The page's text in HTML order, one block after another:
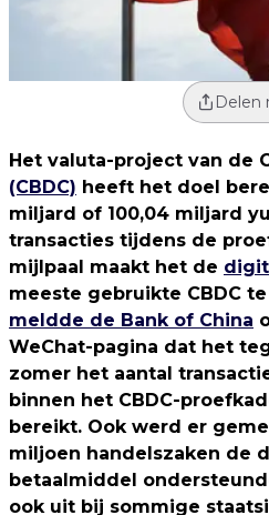
Delen
Het valuta-project van de
(CBDC) heeft het doel
miljard of 100,04 miljard
transacties tijdens de
mijlpaal maakt het de
meeste gebruikte CBDC
meldde de Bank of China
WeChat-pagina dat het
zomer het aantal
binnen het CBDC-
bereikt. Ook werd er
miljoen handelszaken de
betaalmiddel
ook uit bij sommige